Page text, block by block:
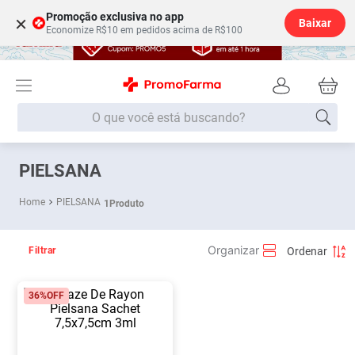
× Promoção exclusiva no app
Economize R$10 em pedidos acima de R$100
Baixar
O que você está buscando?
PIELSANA
PIELSANA 1Produto
Filtrar
36%OFF
Termos mais buscados
1 º Fralda
3º
5º Fralda G
º Desodorante